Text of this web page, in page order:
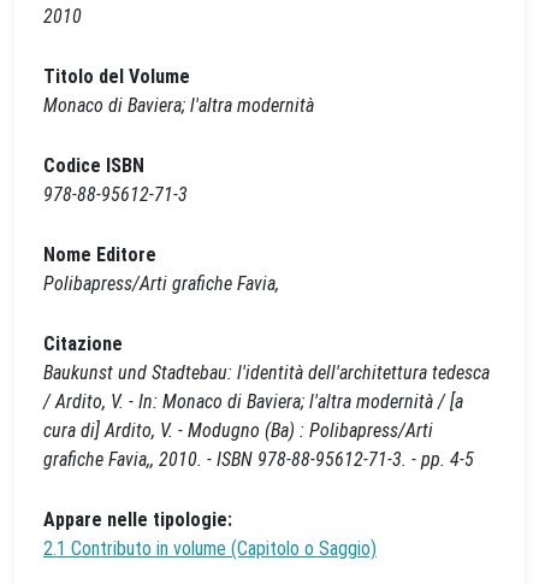
2010
Titolo del Volume
Monaco di Baviera; l'altra modernità
Codice ISBN
978-88-95612-71-3
Nome Editore
Polibapress/Arti grafiche Favia,
Citazione
Baukunst und Stadtebau: l'identità dell'architettura tedesca
/ Ardito, V. - In: Monaco di Baviera; l'altra modernità / [a
cura di] Ardito, V. - Modugno (Ba) : Polibapress/Arti
grafiche Favia,, 2010. - ISBN 978-88-95612-71-3. - pp. 4-5
Appare nelle tipologie:
2.1 Contributo in volume (Capitolo o Saggio)